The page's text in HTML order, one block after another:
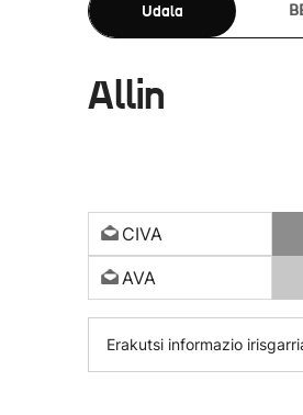
Udala
Allin
CIVA
AVA
Erakutsi informazio